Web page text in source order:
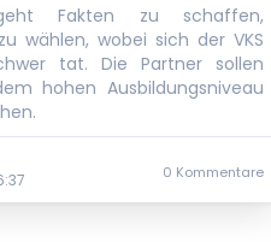
Fakten zu schaffen,
wählen, wobei sich der VKS
tat. Die Partner sollen
hohen Ausbildungsniveau
0 Kommentare